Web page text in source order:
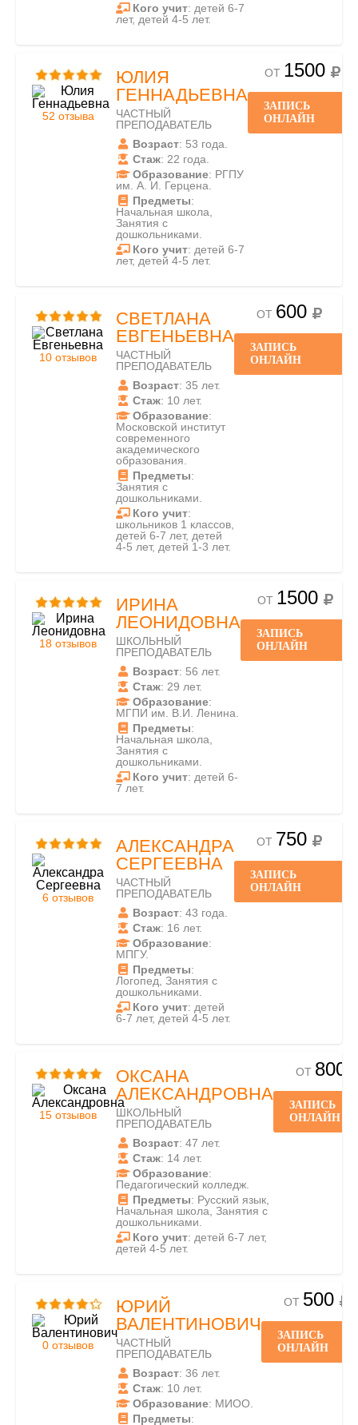
Кого учит: детей 6-7
лет, детей 4-5 лет.
52 отзыва
ЮЛИЯ
ГЕННАДЬЕВНА
ЧАСТНЫЙ
ПРЕПОДАВАТЕЛЬ
Возраст: 53 года.
Стаж: 22 года.
Образование: РГПУ
им. А. И. Герцена.
Предметы:
Начальная школа,
Занятия с
дошкольниками.
Кого учит: детей 6-7
лет, детей 4-5 лет.
ОТ 1500
ЗАПИСЬ
ОНЛАЙН
10 отзывов
СВЕТЛАНА
ЕВГЕНЬЕВНА
ЧАСТНЫЙ
ПРЕПОДАВАТЕЛЬ
Возраст: 35 лет.
Стаж: 10 лет.
Образование:
Московской институт
современного
академического
образования.
Предметы:
Занятия с
дошкольниками.
Кого учит:
школьников 1 классов,
детей 6-7 лет, детей
4-5 лет, детей 1-3 лет.
ОТ 600
ЗАПИСЬ
ОНЛАЙН
18 отзывов
ИРИНА
ЛЕОНИДОВНА
ШКОЛЬНЫЙ
ПРЕПОДАВАТЕЛЬ
Возраст: 56 лет.
Стаж: 29 лет.
Образование:
МГПИ им. В.И. Ленина.
Предметы:
Начальная школа,
Занятия с
дошкольниками.
Кого учит: детей 6-
7 лет.
ОТ 1500
ЗАПИСЬ
ОНЛАЙН
6 отзывов
АЛЕКСАНДРА
СЕРГЕЕВНА
ЧАСТНЫЙ
ПРЕПОДАВАТЕЛЬ
Возраст: 43 года.
Стаж: 16 лет.
Образование:
МПГУ.
Предметы:
Логопед, Занятия с
дошкольниками.
Кого учит: детей
6-7 лет, детей 4-5 лет.
ОТ 750
ЗАПИСЬ
ОНЛАЙН
15 отзывов
ОКСАНА
АЛЕКСАНДРОВНА
ШКОЛЬНЫЙ
ПРЕПОДАВАТЕЛЬ
Возраст: 47 лет.
Стаж: 14 лет.
Образование:
Педагогический колледж.
Предметы: Русский язык,
Начальная школа, Занятия с
дошкольниками.
Кого учит: детей 6-7 лет,
детей 4-5 лет.
ОТ 800
ЗАПИСЬ
ОНЛАЙН
0 отзывов
ЮРИЙ
ВАЛЕНТИНОВИЧ
ЧАСТНЫЙ
ПРЕПОДАВАТЕЛЬ
Возраст: 36 лет.
Стаж: 10 лет.
Образование: МИОО.
Предметы:
ОТ 500
ЗАПИСЬ
ОНЛАЙН